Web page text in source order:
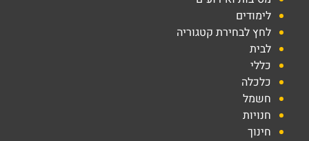
לימודים
לחץ לבחירת קטגוריה
לבית
כללי
כלכלה
חשמל
חנויות
חינוך